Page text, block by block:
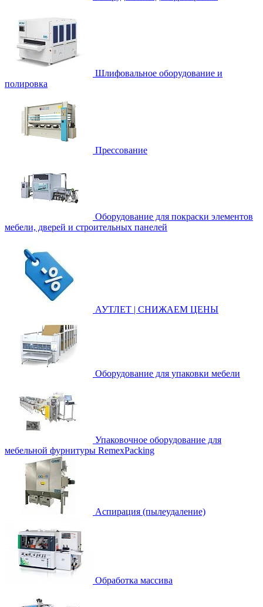
Шлифовальное оборудование и
полировка
Прессование
Оборудование для покраски элементов
мебели, дверей и строительных панелей
АУТЛЕТ | СНИЖАЕМ ЦЕНЫ
Оборудование для упаковки мебели
Упаковочное оборудование для
мебельной фурнитуры RemexPacking
Аспирация (пылеудаление)
Обработка массива